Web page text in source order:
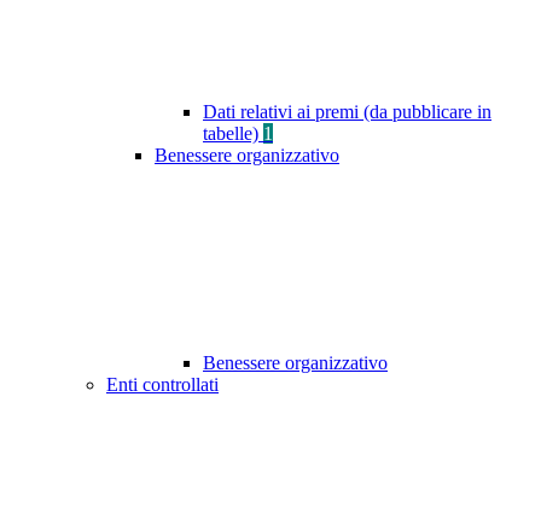
Dati relativi ai premi (da pubblicare in
tabelle) 1
Benessere organizzativo
Benessere organizzativo
Enti controllati